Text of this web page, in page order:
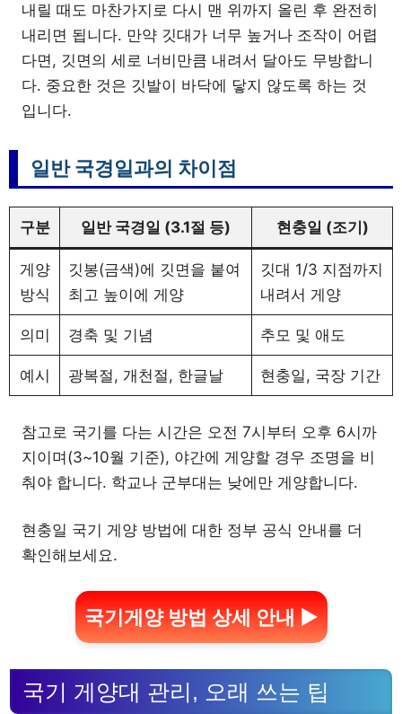
내릴 때도 마찬가지로 다시 맨 위까지 올린 후 완전히
내리면 됩니다. 만약 깃대가 너무 높거나 조작이 어렵
다면, 깃면의 세로 너비만큼 내려서 달아도 무방합니
다. 중요한 것은 깃발이 바닥에 닿지 않도록 하는 것
입니다.
일반 국경일과의 차이점
구분 일반 국경일 (3.1절 등) 현충일 (조기)
게양
방식
깃봉(금색)에 깃면을 붙여
최고 높이에 게양
깃대 1/3 지점까지
내려서 게양
의미 경축 및 기념 추모 및 애도
예시 광복절, 개천절, 한글날 현충일, 국장 기간
참고로 국기를 다는 시간은 오전 7시부터 오후 6시까
지이며(3~10월 기준), 야간에 게양할 경우 조명을 비
춰야 합니다. 학교나 군부대는 낮에만 게양합니다.
현충일 국기 게양 방법에 대한 정부 공식 안내를 더
확인해보세요.
국기게양 방법 상세 안내 ▶
국기 게양대 관리, 오래 쓰는 팁